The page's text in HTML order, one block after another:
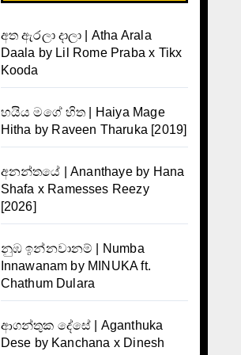
අත ඇරලා දාලා | Atha Arala
Daala by Lil Rome Praba x Tikx
Kooda
හයිය මගේ හිත | Haiya Mage
Hitha by Raveen Tharuka [2019]
අනන්තයේ | Ananthaye by Hana
Shafa x Ramesses Reezy
[2026]
නුඹ ඉන්නවානම් | Numba
Innawanam by MINUKA ft.
Chathum Dulara
ආගන්තුක දේසේ | Aganthuka
Dese by Kanchana x Dinesh